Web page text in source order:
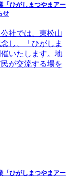
「ひがしまつやまアー
せ
社では、東松山
し、「ひがしま
いたします。地
が交流する場を
「ひがしまつやまアー